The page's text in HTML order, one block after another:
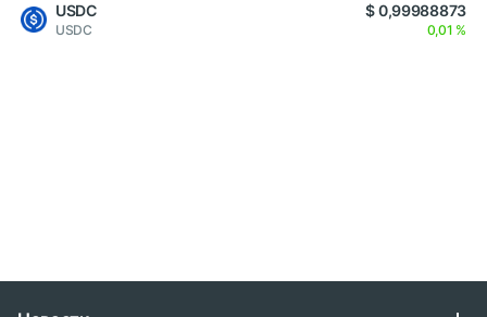
USDC
USDC
$ 0,99988873
0,01 %